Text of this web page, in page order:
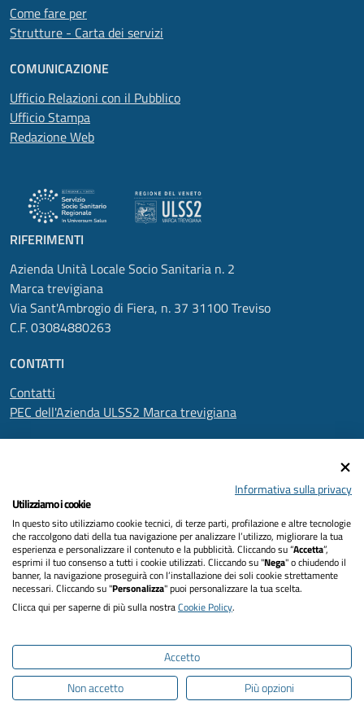
Come fare per
Strutture - Carta dei servizi
COMUNICAZIONE
Ufficio Relazioni con il Pubblico
Ufficio Stampa
Redazione Web
RIFERIMENTI
Azienda Unità Locale Socio Sanitaria n. 2
Marca trevigiana
Via Sant'Ambrogio di Fiera, n. 37 31100 Treviso
C.F. 03084880263
CONTATTI
Contatti
PEC dell'Azienda ULSS2 Marca trevigiana
Informativa privacy
Dichiarazione di accessibilità
Note legali
Informativa sulla privacy
Utilizziamo i cookie
In questo sito utilizziamo cookie tecnici, di terze parti, profilazione e altre tecnologie
che raccolgono dati della tua navigazione per analizzare l’utilizzo, migliorare la tua
esperienza e personalizzare il contenuto e la pubblicità. Cliccando su “Accetta”,
esprimi il tuo consenso a tutti i cookie utilizzati. Cliccando su "Nega" o chiudendo il
banner, la navigazione proseguirà con l’installazione dei soli cookie strettamente
necessari. Cliccando su "Personalizza" puoi personalizzare la tua scelta.
Clicca qui per saperne di più sulla nostraCookie Policy.
Accetto
Non accetto
Più opzioni